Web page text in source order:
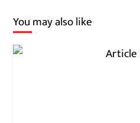
You may also like